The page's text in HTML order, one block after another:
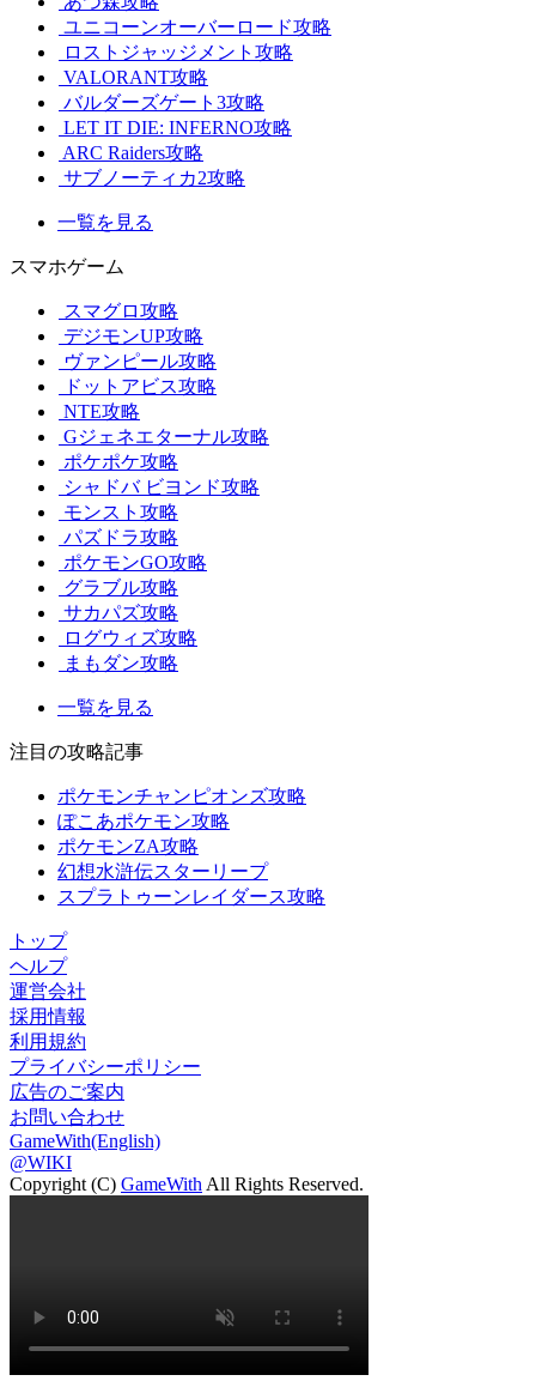
ユニコーンオーバーロード攻略
ロストジャッジメント攻略
VALORANT攻略
バルダーズゲート3攻略
LET IT DIE: INFERNO攻略
ARC Raiders攻略
サブノーティカ2攻略
一覧を見る
スマホゲーム
スマグロ攻略
デジモンUP攻略
ヴァンピール攻略
ドットアビス攻略
NTE攻略
Gジェネエターナル攻略
ポケポケ攻略
シャドバ ビヨンド攻略
モンスト攻略
パズドラ攻略
ポケモンGO攻略
グラブル攻略
サカパズ攻略
ログウィズ攻略
まもダン攻略
一覧を見る
注目の攻略記事
ポケモンチャンピオンズ攻略
ぽこあポケモン攻略
ポケモンZA攻略
幻想水滸伝スターリープ
スプラトゥーンレイダース攻略
トップ
ヘルプ
運営会社
採用情報
利用規約
プライバシーポリシー
広告のご案内
お問い合わせ
GameWith(English)
@WIKI
Copyright (C) GameWith All Rights Reserved.